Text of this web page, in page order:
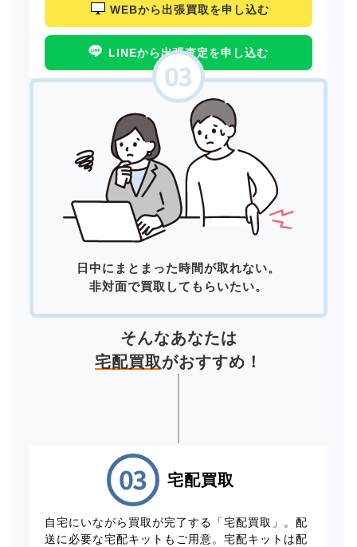
WEBから出張買取を申し込む
LINEから出張査定を申し込む
日中にまとまった時間が取れない。
非対面で買取してもらいたい。
そんなあなたは
宅配買取がおすすめ！
宅配買取
自宅にいながら買取が完了する「宅配買取」。配
送に必要な宅配キットもご用意。宅配キットは配